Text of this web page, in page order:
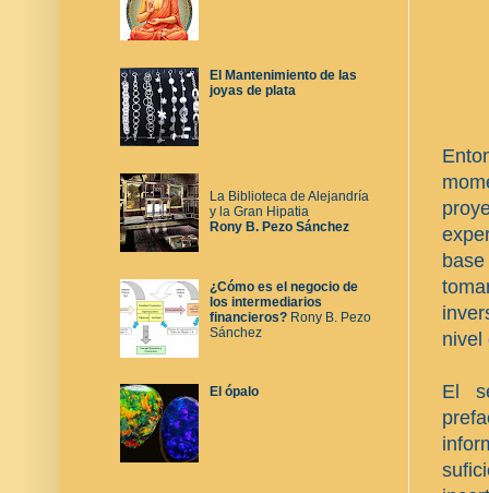
nivel
El
El Mantenimiento de las
joyas de plata
La Biblioteca de Alejandría
y la Gran Hipatia
Rony B. Pezo Sánchez
¿Cómo es el negocio de
los intermediarios
financieros?Rony B. Pezo
Sánchez
El ópalo